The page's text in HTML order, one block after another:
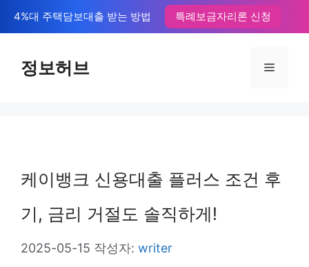
텐
4%대 주택담보대출 받는 방법 특례보금자리론 신청
정보허브 메
케이뱅크 신용대출 플러스 조건 후
기, 금리 거절도 솔직하게!
2025-05-15 작성자: writer